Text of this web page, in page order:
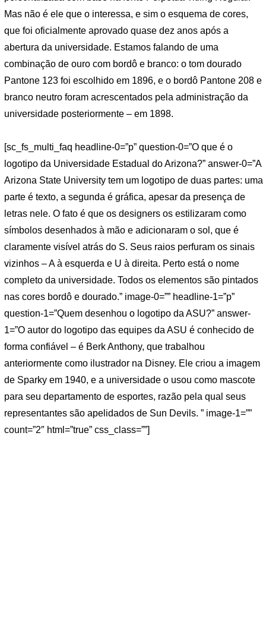
Mas não é ele que o interessa, e sim o esquema de cores,
que foi oficialmente aprovado quase dez anos após a
abertura da universidade. Estamos falando de uma
combinação de ouro com bordô e branco: o tom dourado
Pantone 123 foi escolhido em 1896, e o bordô Pantone 208 e
branco neutro foram acrescentados pela administração da
universidade posteriormente – em 1898.
[sc_fs_multi_faq headline-0=”p” question-0=”O que é o
logotipo da Universidade Estadual do Arizona?” answer-0=”A
Arizona State University tem um logotipo de duas partes: uma
parte é texto, a segunda é gráfica, apesar da presença de
letras nele. O fato é que os designers os estilizaram como
símbolos desenhados à mão e adicionaram o sol, que é
claramente visível atrás do S. Seus raios perfuram os sinais
vizinhos – A à esquerda e U à direita. Perto está o nome
completo da universidade. Todos os elementos são pintados
nas cores bordô e dourado.” image-0=”” headline-1=”p”
question-1=”Quem desenhou o logotipo da ASU?” answer-
1=”O autor do logotipo das equipes da ASU é conhecido de
forma confiável – é Berk Anthony, que trabalhou
anteriormente como ilustrador na Disney. Ele criou a imagem
de Sparky em 1940, e a universidade o usou como mascote
para seu departamento de esportes, razão pela qual seus
representantes são apelidados de Sun Devils. ” image-1=””
count=”2″ html=”true” css_class=””]